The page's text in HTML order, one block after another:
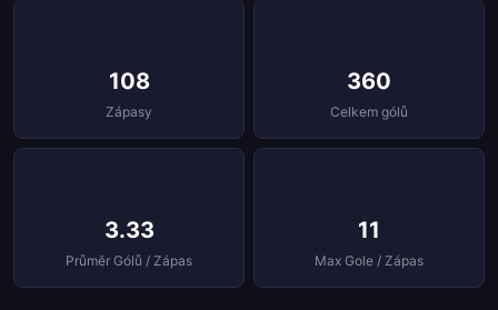
108
Zápasy
360
Celkem gólů
3.33
Průměr Gólů / Zápas
11
Max Gole / Zápas